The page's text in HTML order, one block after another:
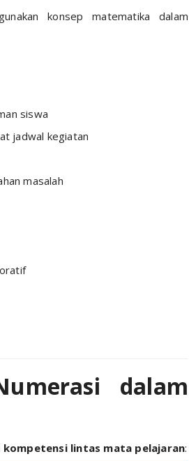
konsep matematika dalam
siswa
jadwal kegiatan
masalah
dalam
kompetensi lintas mata pelajaran: